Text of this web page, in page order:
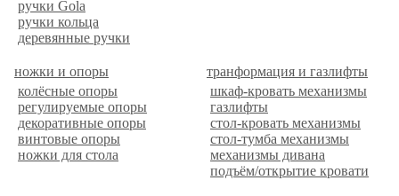
ручки Gola
ручки кольца
деревянные ручки
ножки и опоры
колёсные опоры
регулируемые опоры
декоративные опоры
винтовые опоры
ножки для стола
транформация и газлифты
шкаф-кровать механизмы
газлифты
стол-кровать механизмы
стол-тумба механизмы
механизмы дивана
подъём/открытие кровати